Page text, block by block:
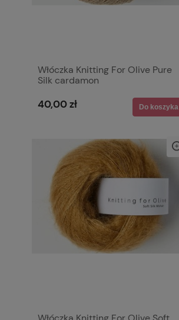
Włóczka Knitting For Olive Pure
Silk cardamon
40,00 zł Do koszyka